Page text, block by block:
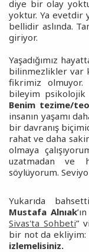
diye bir olay
yoktur. Ya evetdir
bellidir aslında.
giriyor.
Yaşadığımız
bilinmezlikler var
fikrimiz olmuyor.
bileyim psikolojik
Benim tezime/
insanın yaşamı
bir davranış
rahat ve daha
olmaya
uzatmadan ve
söylüyorum.
Yukarıda
Mustafa Alnıak
Sivas'ta Sohbeti”
bir not da ekliyim:
izlemelisiniz.